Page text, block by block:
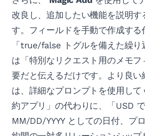
改良し、追加したい機能を説明す
す。フィールドを手動で作成する
「true/false トグルを備えた繰り
は「特別なリクエスト用のメモフ
要だと伝えるだけです。より良い
は、詳細なプロンプトを使用して
約アプリ」の代わりに、「USD で
MM/DD/YYYY としての日付、プ